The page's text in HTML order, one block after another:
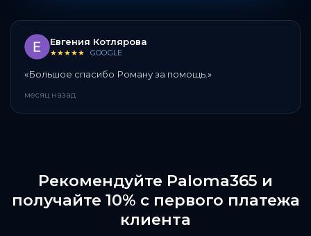
Евгения Котлярова
★★★★★ GOOGLE
«Большое спасибо Роману за помощь.»
месяц назад
Рекомендуйте Paloma365 и
получайте 10% с первого платежа
клиента